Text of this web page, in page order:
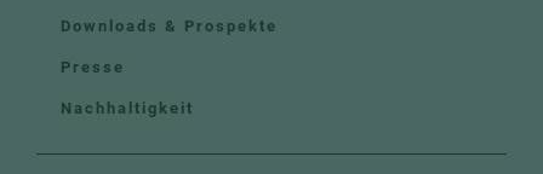
Downloads & Prospekte
Presse
Nachhaltigkeit